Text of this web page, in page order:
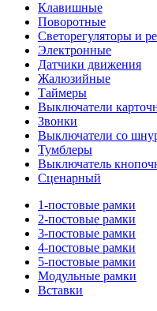
Клавишные
Поворотные
Светорегуляторы и
Электронные
Датчики движения
Жалюзийные
Таймеры
Выключатели
Звонки
Выключатели со
Тумблеры
Выключатель
Сценарный
1-постовые рамки
2-постовые рамки
3-постовые рамки
4-постовые рамки
5-постовые рамки
Модульные рамки
Вставки